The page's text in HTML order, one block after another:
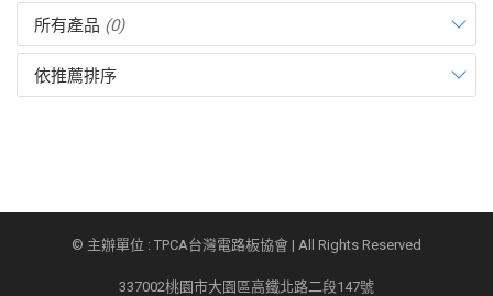
所有產品 (0)
依推薦排序
© 主辦單位 : TPCA台灣電路板協會 | All Rights Reserved
337002桃園市大園區高鐵北路二段147號